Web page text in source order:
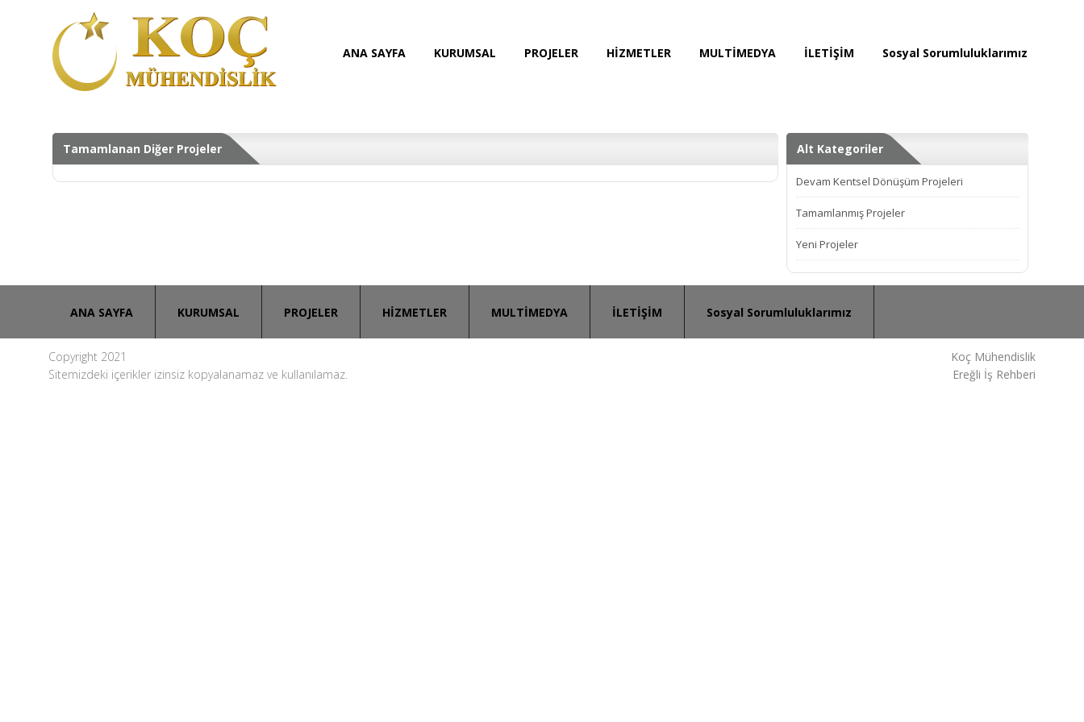
ANA SAYFA KURUMSAL PROJELER HİZMETLER MULTİMEDYA İLETİŞİM Sosyal Sorumluluklarımız
Tamamlanan Diğer Projeler Alt Kategoriler
Devam Kentsel Dönüşüm Projeleri
Tamamlanmış Projeler
Yeni Projeler
ANA SAYFA KURUMSAL PROJELER HİZMETLER MULTİMEDYA İLETİŞİM Sosyal Sorumluluklarımız
Copyright 2021
Sitemizdeki içerikler izinsiz kopyalanamaz ve kullanılamaz.
Koç Mühendislik
Ereğli İş Rehberi